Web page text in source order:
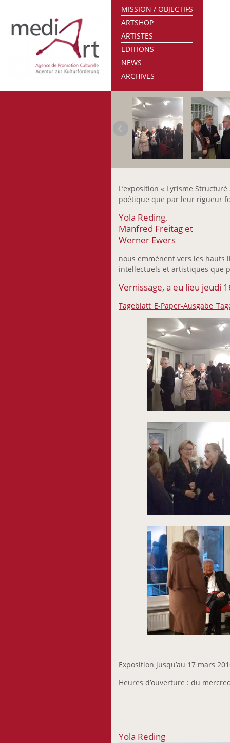
MISSION / OBJECTIFS
ARTSHOP
ARTISTES
EDITIONS
NEWS
ARCHIVES
L’exposition « Lyrisme
poétique que par leur rigueur
Yola Reding,
Manfred Freitag et
Werner Ewers
nous emmènent vers les hauts
intellectuels et artistiques que
Vernissage, a eu lieu jeudi
Tageblatt_E-Paper-
Exposition jusqu’au 17 mars
Heures d’ouverture : du
Yola Reding